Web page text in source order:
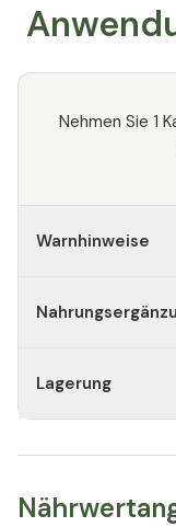
Nehmen Sie 1
Warnhinweise
Lagerung